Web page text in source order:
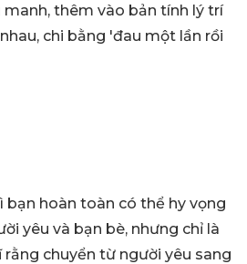
thêm vào bản tính lý trí
chi bằng 'đau một lần rồi
hoàn toàn có thể hy vọng
yêu và bạn bè, nhưng chỉ là
chuyển từ người yêu sang